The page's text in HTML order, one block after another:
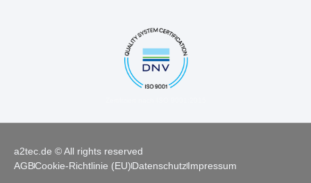
a2tec.de © All rights reserved
AGBCookie-Richtlinie (EU)DatenschutzImpressum